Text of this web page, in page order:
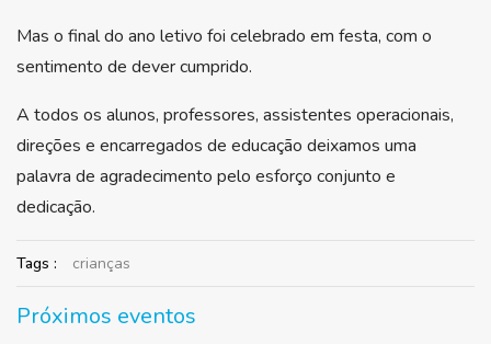
Mas o final do ano letivo foi celebrado em festa, com o
sentimento de dever cumprido.
A todos os alunos, professores, assistentes operacionais,
direções e encarregados de educação deixamos uma
palavra de agradecimento pelo esforço conjunto e
dedicação.
Tags : crianças
Próximos eventos